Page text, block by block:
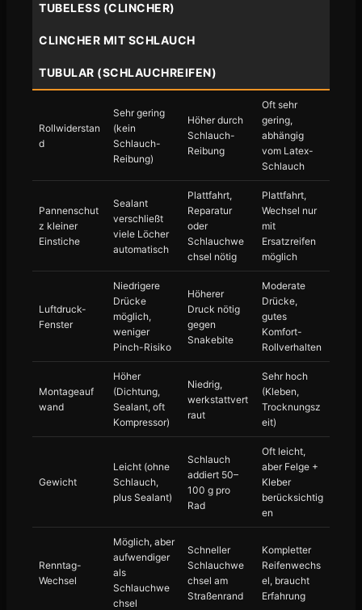
TUBELESS (CLINCHER)
CLINCHER MIT SCHLAUCH
TUBULAR (SCHLAUCHREIFEN)
Rollwiderstan
d
Sehr gering
(kein
Schlauch-
Reibung)
Höher durch
Schlauch-
Reibung
Oft sehr
gering,
abhängig
vom Latex-
Schlauch
Pannenschut
z kleiner
Einstiche
Sealant
verschließt
viele Löcher
automatisch
Plattfahrt,
Reparatur
oder
Schlauchwe
chsel nötig
Plattfahrt,
Wechsel nur
mit
Ersatzreifen
möglich
Luftdruck-
Fenster
Niedrigere
Drücke
möglich,
weniger
Pinch-Risiko
Höherer
Druck nötig
gegen
Snakebite
Moderate
Drücke,
gutes
Komfort-
Rollverhalten
Montageauf
wand
Höher
(Dichtung,
Sealant, oft
Kompressor)
Niedrig,
werkstattvert
raut
Sehr hoch
(Kleben,
Trocknungsz
eit)
Gewicht
Leicht (ohne
Schlauch,
plus Sealant)
Schlauch
addiert 50–
100 g pro
Rad
Oft leicht,
aber Felge +
Kleber
berücksichtig
en
Renntag-
Wechsel
Möglich, aber
aufwendiger
als
Schlauchwe
chsel
Schneller
Schlauchwe
chsel am
Straßenrand
Kompletter
Reifenwechs
el, braucht
Erfahrung